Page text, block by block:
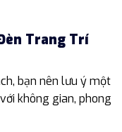
Trang Trí
bạn nên lưu ý một
không gian, phong